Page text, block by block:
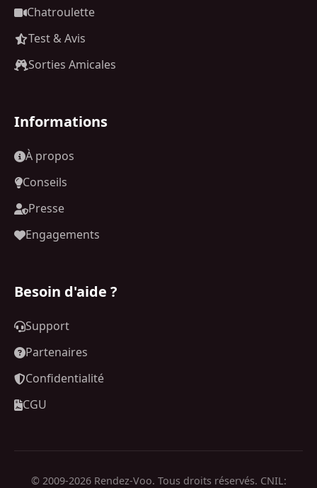
Chatroulette
Test & Avis
Sorties Amicales
Informations
À propos
Conseils
Presse
Engagements
Besoin d'aide ?
Support
Partenaires
Confidentialité
CGU
© 2009-2026 Rendez-Voo. Tous droits réservés. CNIL: